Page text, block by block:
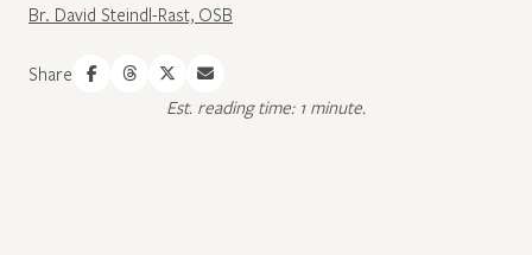
Br. David Steindl-Rast, OSB
Share
Est. reading time: 1 minute.